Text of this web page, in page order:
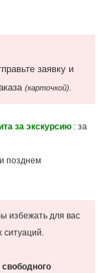
заявку и
(карточкой).
за экскурсию : за
позднем
избежать для вас
ситуаций.